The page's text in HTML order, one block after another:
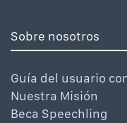
Sobre nosotros
Guía del usuario
Nuestra Misión
Beca Speechling